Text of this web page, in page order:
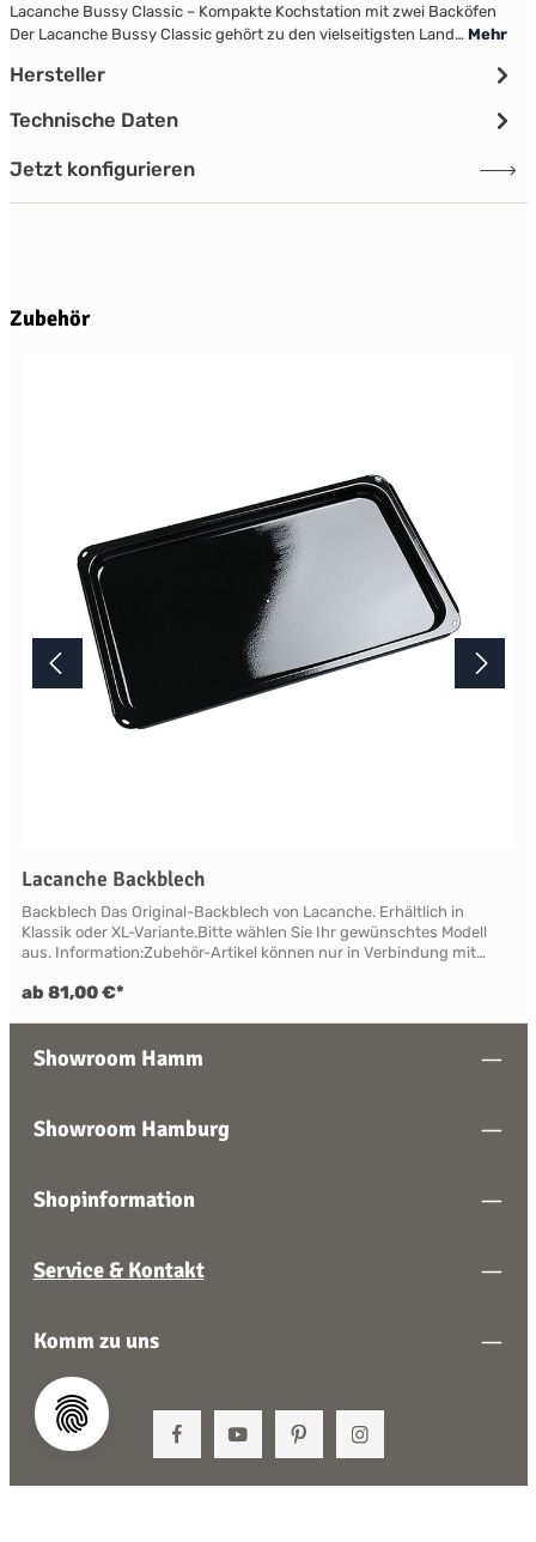
Lacanche Bussy Classic – Kompakte Kochstation mit zwei Backöfen
Der Lacanche Bussy Classic gehört zu den vielseitigsten Land… Mehr
Hersteller
Technische Daten
Jetzt konfigurieren
Produktgalerie überspringen
Zubehör
Lacanche Backblech
Backblech Das Original-Backblech von Lacanche. Erhältlich in
Klassik oder XL-Variante.Bitte wählen Sie Ihr gewünschtes Modell
aus. Information:Zubehör-Artikel können nur in Verbindung mit
ab 81,00 €*
Showroom Hamm
Showroom Hamburg
Shopinformation
Service & Kontakt
Komm zu uns